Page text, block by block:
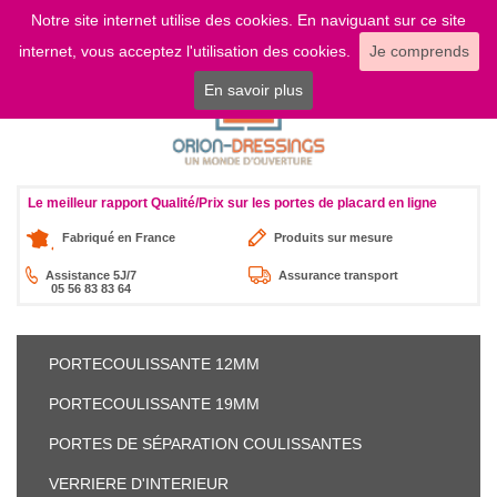
Notre site internet utilise des cookies. En naviguant sur ce site
internet, vous acceptez l'utilisation des cookies.
Je comprends
En savoir plus
LOGIN
Le meilleur rapport Qualité/Prix sur les portes de placard en ligne
Fabriqué en France Produits sur mesure
Assistance 5J/7
05 56 83 83 64
Assurance transport
PORTECOULISSANTE 12MM
PORTECOULISSANTE 19MM
PORTES DE SÉPARATION COULISSANTES
VERRIERE D'INTERIEUR